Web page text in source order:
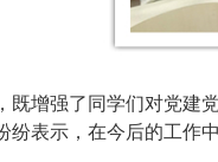
既增强了 同学们对党建
纷表示，在今后的工作